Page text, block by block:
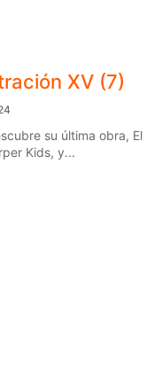
XV (7)
su última obra, El
Kids, y...